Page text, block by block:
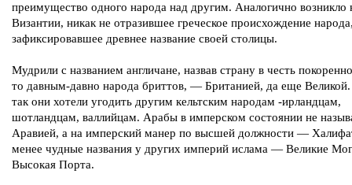
преимущество одного народа над другим. Аналогично возникло
Византии, никак не отразившее греческое происхождение
зафиксировавшее древнее название своей столицы.
Мудрили с названием англичане, назвав страну в честь
то давным-давно народа бриттов, — Британией, да еще
так они хотели угодить другим кельтским народам -ирландцам,
шотландцам, валлийцам. Арабы в имперском состоянии не
Аравией, а на имперский манер по высшей должности —
менее чудные названия у других империй ислама — Великие
Высокая Порта.